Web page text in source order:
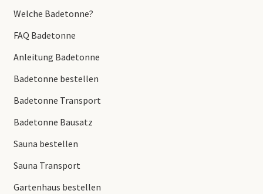
Welche Badetonne?
FAQ Badetonne
Anleitung Badetonne
Badetonne bestellen
Badetonne Transport
Badetonne Bausatz
Sauna bestellen
Sauna Transport
Gartenhaus bestellen